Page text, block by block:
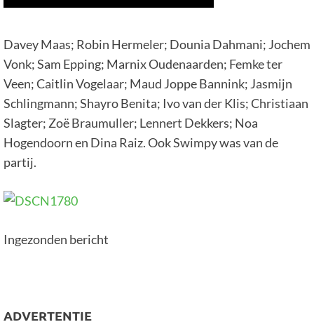
Davey Maas; Robin Hermeler; Dounia Dahmani; Jochem
Vonk; Sam Epping; Marnix Oudenaarden; Femke ter
Veen; Caitlin Vogelaar; Maud Joppe Bannink; Jasmijn
Schlingmann; Shayro Benita; Ivo van der Klis; Christiaan
Slagter; Zoë Braumuller; Lennert Dekkers; Noa
Hogendoorn en Dina Raiz. Ook Swimpy was van de
partij.
Ingezonden bericht
ADVERTENTIE